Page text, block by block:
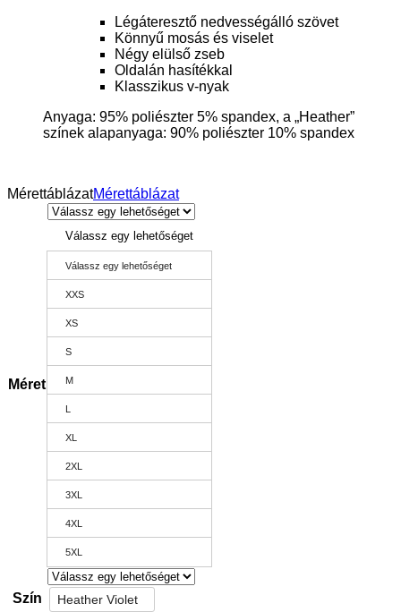
Légáteresztő nedvességálló szövet
Könnyű mosás és viselet
Négy elülső zseb
Oldalán hasítékkal
Klasszikus v-nyak
Anyaga: 95% poliészter 5% spandex, a „Heather”
színek alapanyaga: 90% poliészter 10% spandex
MérettáblázatMérettáblázat
Méret
Válassz egy lehetőséget
Válassz egy lehetőséget
XXS
XS
S
M
L
XL
2XL
3XL
4XL
5XL
Szín Heather Violet